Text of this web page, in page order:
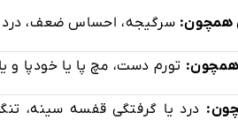
همچون: سرگیجه، احساس ضعف،
همچون: تورم دست، مچ پا یا خودپا و
درد یا گرفتگی قفسه سینه،